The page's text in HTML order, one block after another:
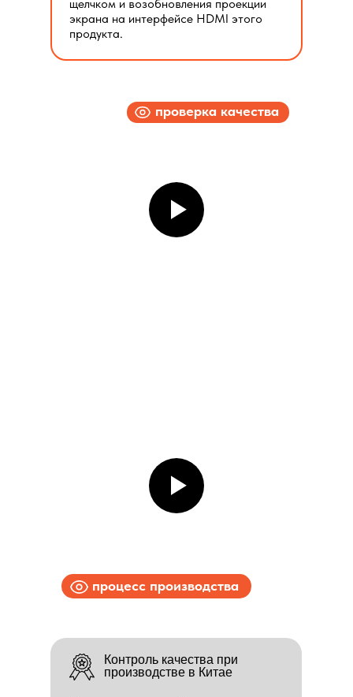
Контроль качества при
производстве в Китае
проверка качества
процесс производства
щелчком и возобновления проекции
экрана на интерфейсе HDMI этого
продукта.